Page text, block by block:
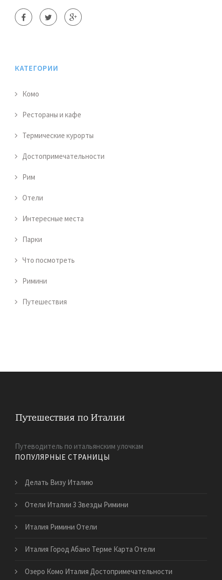
КАТЕГОРИИ
Комо
Рестораны и кафе
Термические курорты
Достопримечательности
Рим
Отели
Интересные места
Парки
Что посмотреть
Римини
Путешествия
Путеводитель по итальянским улочкам
ПОПУЛЯРНЫЕ СТРАНИЦЫ
Делать Визу Италию
Отели Италии 3 Звезды Римини
Италия Римини Отели
Италия Город Абано Терме Карта Отели
Озеро Комо Италия Достопримечательности